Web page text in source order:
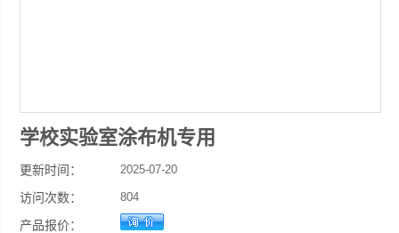
学校实验室涂布机专用
更新时间： 2025-07-20
访问次数： 804
产品报价：